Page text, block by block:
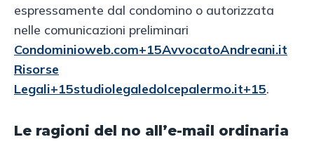
espressamente dal condomino o autorizzata
nelle comunicazioni preliminari
Condominioweb.com+15AvvocatoAndreani.it
Risorse
Legali+15studiolegaledolcepalermo.it+15.
Le ragioni del no all’e-mail ordinaria